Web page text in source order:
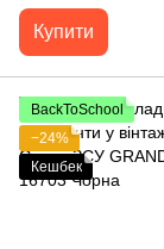
Купити
BackToSchool
−24%
Кешбек